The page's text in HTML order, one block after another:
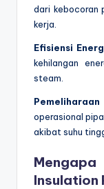
dari kebocoran
kerja.
Efisiensi
kehilangan
steam.
operasional
akibat suhu
Insulation